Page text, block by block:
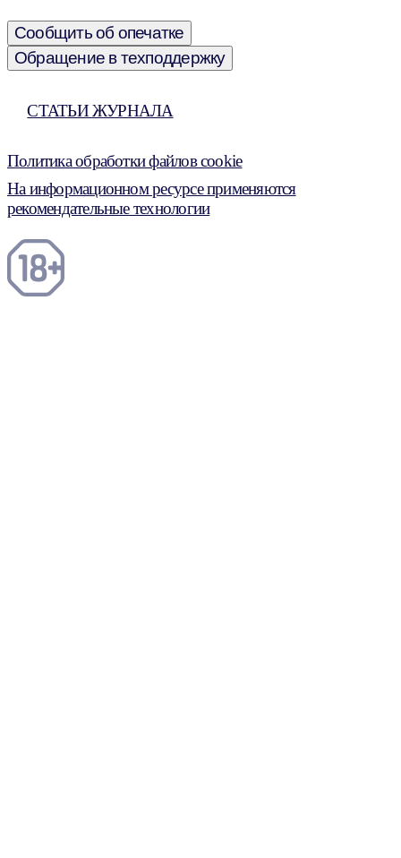
Сообщить об опечатке
Обращение в техподдержку
СТАТЬИ ЖУРНАЛА
Политика обработки файлов cookie
На информационном ресурсе применяются
рекомендательные технологии